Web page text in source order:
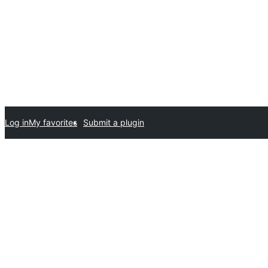
Submit a plugin
My favorites
Log in